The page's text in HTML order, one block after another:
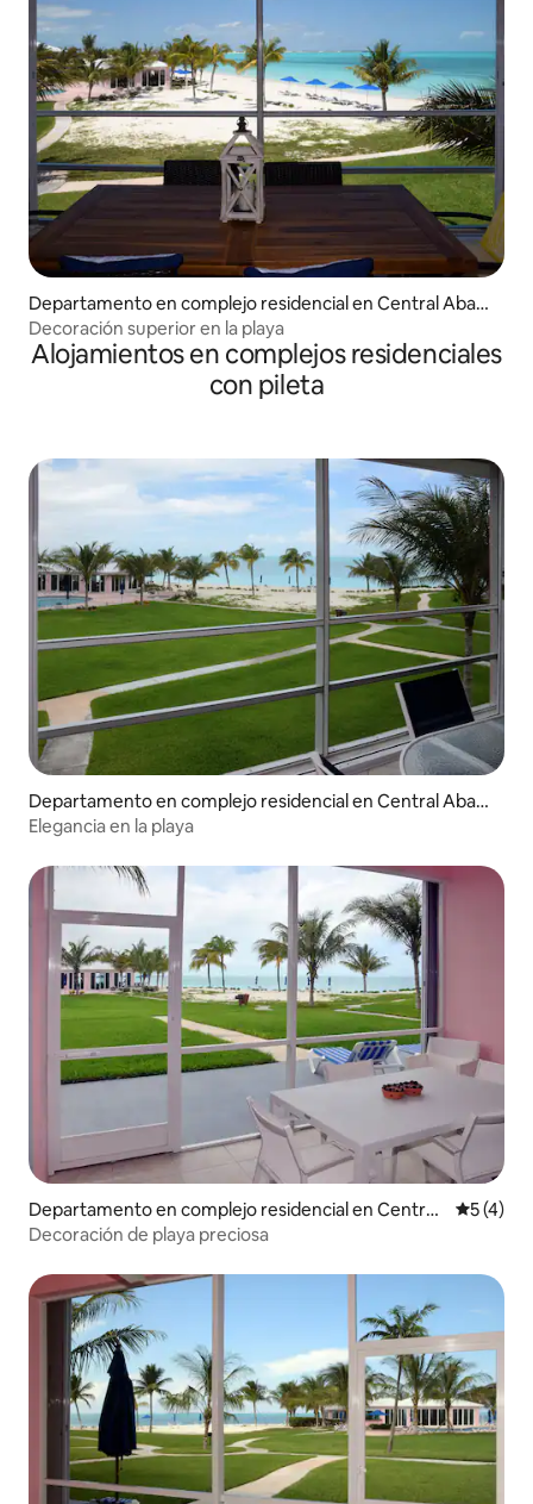
Departamento en complejo residencial en Central Abac
o
Decoración superior en la playa
Alojamientos en complejos residenciales
con pileta
Departamento en complejo residencial en Central Abac
o
Elegancia en la playa
Departamento en complejo residencial en Central
Abaco
5 (4)
Decoración de playa preciosa